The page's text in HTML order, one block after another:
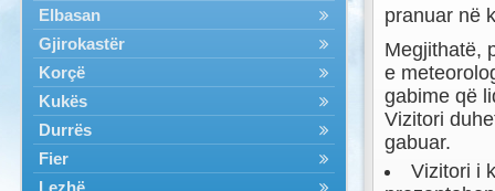
Elbasan
Gjirokastër
Korçë
Kukës
Durrës
Fier
Lezhë
pranuar në
Megjithatë,
e
gabime që
Vizitori
gabuar.
Vizitori i